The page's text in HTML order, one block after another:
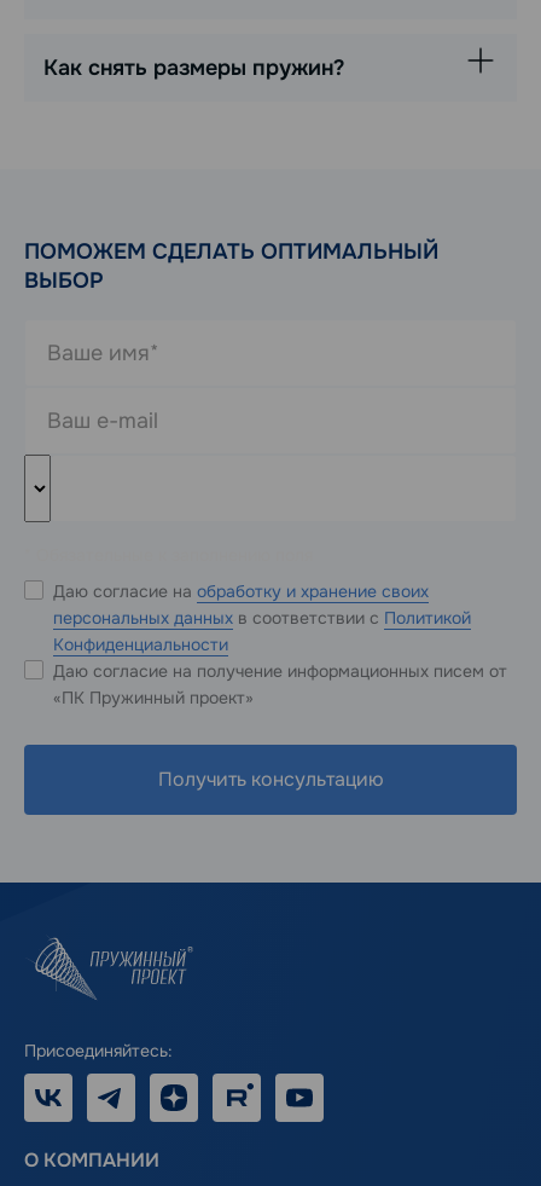
Как снять размеры пружин?
ПОМОЖЕМ СДЕЛАТЬ ОПТИМАЛЬНЫЙ
ВЫБОР
Даю согласие на обработку и хранение своих
персональных данных в соответствии с Политикой
Конфиденциальности
Даю согласие на получение информационных писем от
«ПК Пружинный проект»
Получить консультацию
Присоединяйтесь:
Telegram Дзен RUTUBE
О КОМПАНИИ